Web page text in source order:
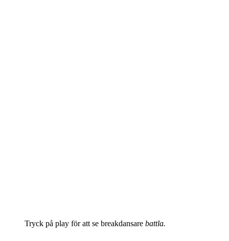
Tryck på play för att se breakdansare battla.